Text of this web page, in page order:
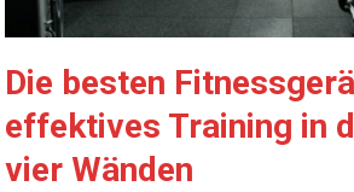
Die besten
effektives Training in
vier Wänden